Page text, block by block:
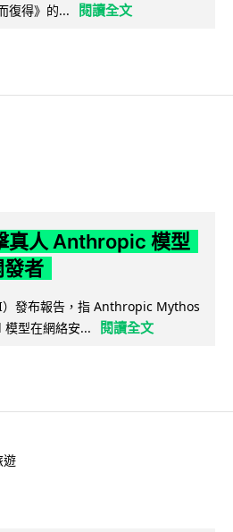
復得》的... 閱讀全文
真人 Anthropic 模型
者
發布報告，指 Anthropic Mythos
型在網絡安...
閱讀全文
遊